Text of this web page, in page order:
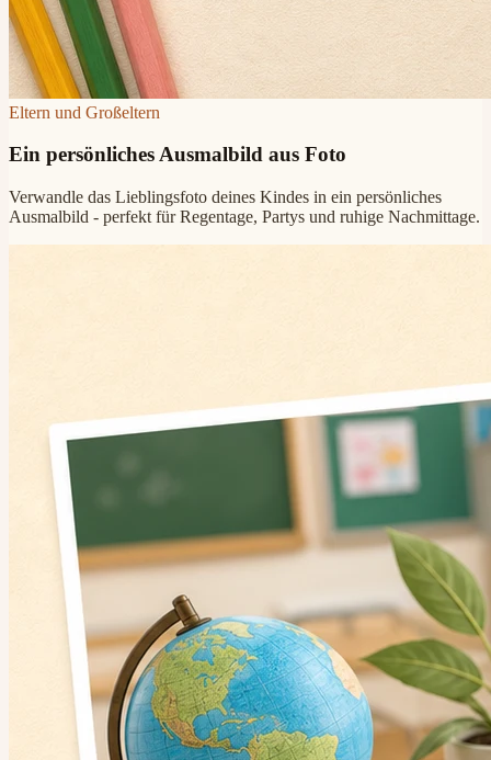
Eltern und Großeltern
Ein persönliches Ausmalbild aus Foto
Verwandle das Lieblingsfoto deines Kindes in ein persönliches
Ausmalbild - perfekt für Regentage, Partys und ruhige Nachmittage.